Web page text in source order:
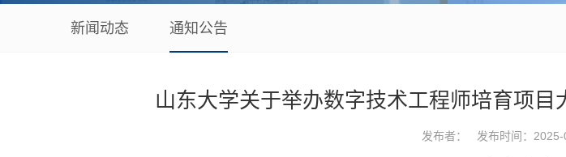
新闻动态 通知公告
山东大学关于举办数字技术工程师培育项
发布者： 发布时间：2025-